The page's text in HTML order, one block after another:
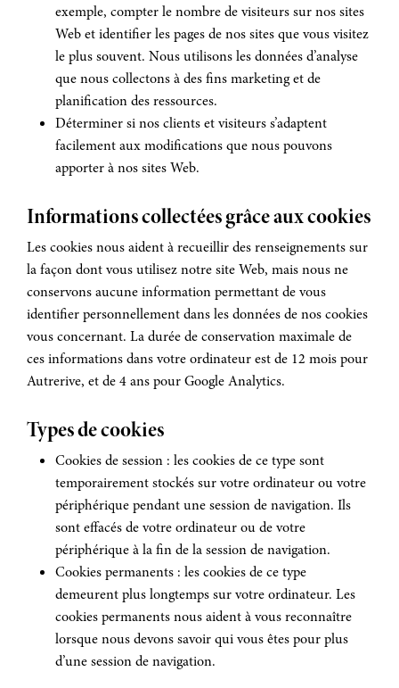
exemple, compter le nombre de visiteurs sur nos sites
Web et identifier les pages de nos sites que vous visitez
le plus souvent. Nous utilisons les données d’analyse
que nous collectons à des fins marketing et de
planification des ressources.
Déterminer si nos clients et visiteurs s’adaptent
facilement aux modifications que nous pouvons
apporter à nos sites Web.
Informations collectées grâce aux cookies
Les cookies nous aident à recueillir des renseignements sur
la façon dont vous utilisez notre site Web, mais nous ne
conservons aucune information permettant de vous
identifier personnellement dans les données de nos cookies
vous concernant. La durée de conservation maximale de
ces informations dans votre ordinateur est de 12 mois pour
Autrerive, et de 4 ans pour Google Analytics.
Types de cookies
Cookies de session : les cookies de ce type sont
temporairement stockés sur votre ordinateur ou votre
périphérique pendant une session de navigation. Ils
sont effacés de votre ordinateur ou de votre
périphérique à la fin de la session de navigation.
Cookies permanents : les cookies de ce type
demeurent plus longtemps sur votre ordinateur. Les
cookies permanents nous aident à vous reconnaître
lorsque nous devons savoir qui vous êtes pour plus
d’une session de navigation.